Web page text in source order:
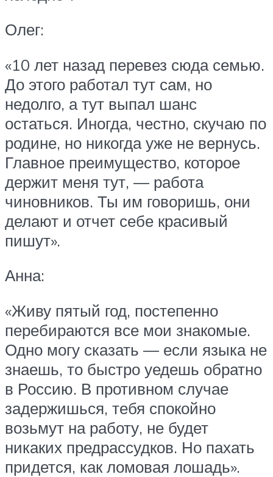
Олег:
«10 лет назад перевез сюда семью.
До этого работал тут сам, но
недолго, а тут выпал шанс
остаться. Иногда, честно, скучаю по
родине, но никогда уже не вернусь.
Главное преимущество, которое
держит меня тут, ― работа
чиновников. Ты им говоришь, они
делают и отчет себе красивый
пишут».
Анна:
«Живу пятый год, постепенно
перебираются все мои знакомые.
Одно могу сказать ― если языка не
знаешь, то быстро уедешь обратно
в Россию. В противном случае
задержишься, тебя спокойно
возьмут на работу, не будет
никаких предрассудков. Но пахать
придется, как ломовая лошадь».